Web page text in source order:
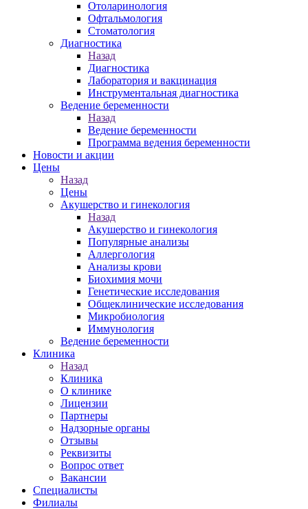
Отоларинология
Офтальмология
Стоматология
Диагностика
Назад
Диагностика
Лаборатория и вакцинация
Инструментальная диагностика
Ведение беременности
Назад
Ведение беременности
Программа ведения беременности
Новости и акции
Цены
Назад
Цены
Акушерство и гинекология
Назад
Акушерство и гинекология
Популярные анализы
Аллергология
Анализы крови
Биохимия мочи
Генетические исследования
Общеклинические исследования
Микробиология
Иммунология
Ведение беременности
Клиника
Назад
Клиника
О клинике
Лицензии
Партнеры
Надзорные органы
Отзывы
Реквизиты
Вопрос ответ
Вакансии
Специалисты
Филиалы